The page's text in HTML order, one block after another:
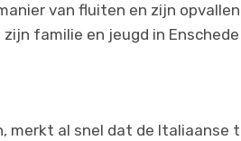
van fluiten en zijn
familie en jeugd in
merkt al snel dat de